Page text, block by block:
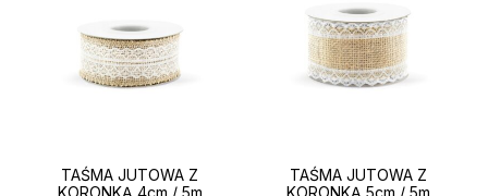
TAŚMA JUTOWA Z
KORONKĄ 4cm / 5m
TAŚMA JUTOWA Z
KORONKĄ 5cm / 5m